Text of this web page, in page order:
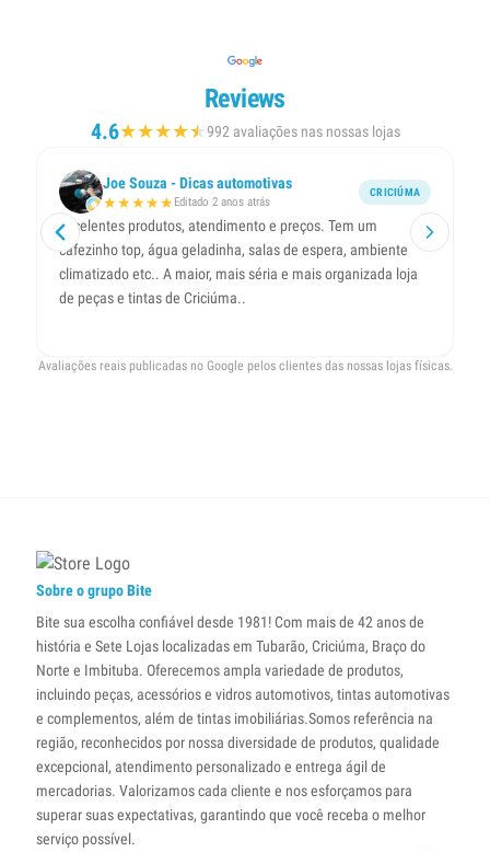
Reviews
4.6★★★★★
★992 avaliações nas nossas lojas
Joe Souza - Dicas automotivas
★★★★★Editado 2 anos atrás
CRICIÚMA
Excelentes produtos, atendimento e preços. Tem um
cafezinho top, água geladinha, salas de espera, ambiente
climatizado etc.. A maior, mais séria e mais organizada loja
de peças e tintas de Criciúma..
Avaliações reais publicadas no Google pelos clientes das nossas lojas físicas.
Sobre o grupo Bite
Bite sua escolha confiável desde 1981! Com mais de 42 anos de
história e Sete Lojas localizadas em Tubarão, Criciúma, Braço do
Norte e Imbituba. Oferecemos ampla variedade de produtos,
incluindo peças, acessórios e vidros automotivos, tintas automotivas
e complementos, além de tintas imobiliárias.Somos referência na
região, reconhecidos por nossa diversidade de produtos, qualidade
excepcional, atendimento personalizado e entrega ágil de
mercadorias. Valorizamos cada cliente e nos esforçamos para
superar suas expectativas, garantindo que você receba o melhor
serviço possível.